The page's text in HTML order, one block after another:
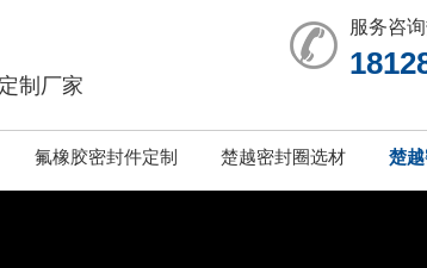
制厂家
服务咨
氟橡胶密封件定制 楚越密封圈选材 楚